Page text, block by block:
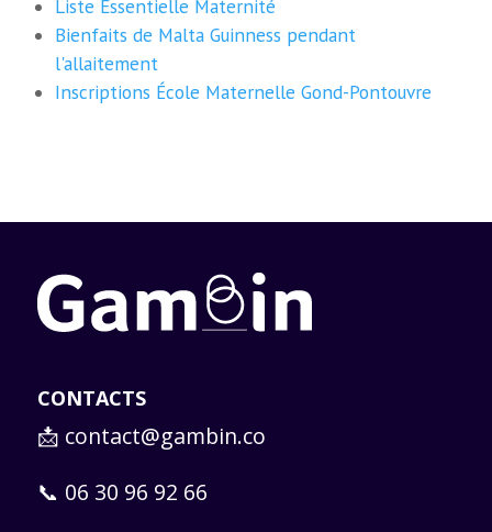
Liste Essentielle Maternité
Bienfaits de Malta Guinness pendant
l'allaitement
Inscriptions École Maternelle Gond-Pontouvre
CONTACTS
📩 contact@gambin.co
📞 06 30 96 92 66